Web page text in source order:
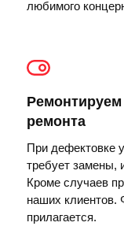
любимого
Ремонтируем
ремонта
При дефектовке
требует замены,
Кроме случаев
наших клиентов.
прилагается.